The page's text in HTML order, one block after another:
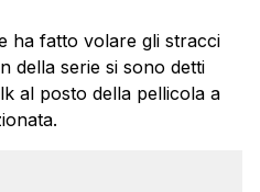
ha fatto volare gli stracci
della serie si sono detti
al posto della pellicola a